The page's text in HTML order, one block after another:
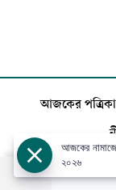
আজকের পত্রিকা
আজকের
২০২৬